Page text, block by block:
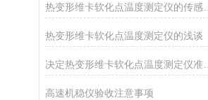
热变形维卡软化点温度测定仪的传感器介绍
热变形维卡软化点温度测定仪的浅谈
决定热变形维卡软化点温度测定仪准确度的因素
高速机稳仪验收注意事项